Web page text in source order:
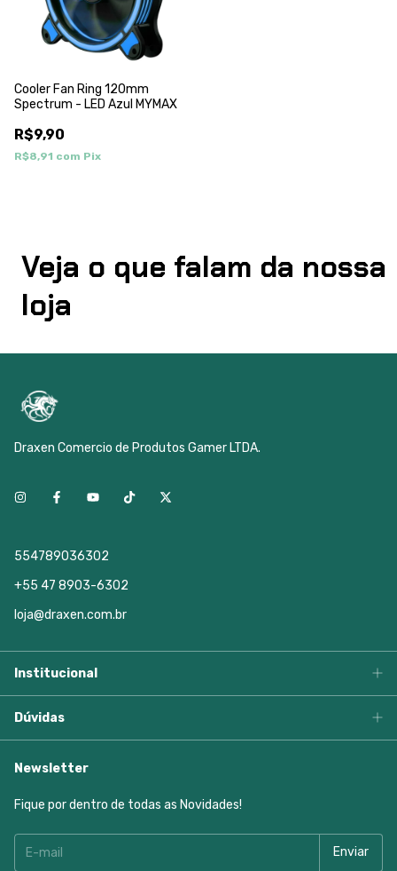
Cooler Fan Ring 120mm
Spectrum - LED Azul MYMAX
R$9,90
R$8,91 com Pix
Veja o que falam da nossa
loja
Draxen Comercio de Produtos Gamer LTDA.
554789036302
+55 47 8903-6302
loja@draxen.com.br
Institucional
Dúvidas
Newsletter
Fique por dentro de todas as Novidades!